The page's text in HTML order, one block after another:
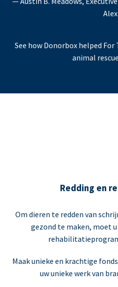
Alex
See how Donorbox helped
animal
Redding en
Om dieren te redden van
gezond te maken, moet
Maak unieke en krachtige
uw unieke werk van